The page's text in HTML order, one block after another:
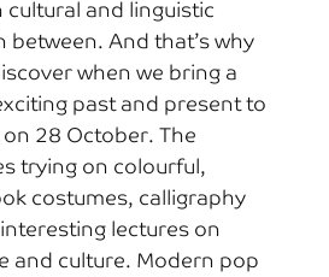
cultural and linguistic
between. And that’s why
when we bring a
past and present to
28 October. The
trying on colourful,
costumes, calligraphy
lectures on
and culture. Modern pop